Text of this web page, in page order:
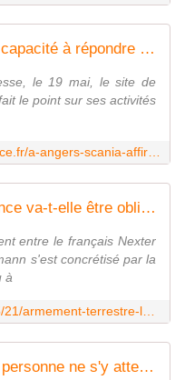
A Angers, Scania affirme sa capacité à répondre aux besoins des armées
le 19 mai, le site de
le point sur ses activités
Armement terrestre : La France va-t-elle être obligée de réduire sa participation au capital de KNDS à 30 % ? - Zone Militaire
entre le français Nexter
s'est concrétisé par la
à
PwC bloque l'IPO de KNDS, personne ne s'y attendait - OpexNews